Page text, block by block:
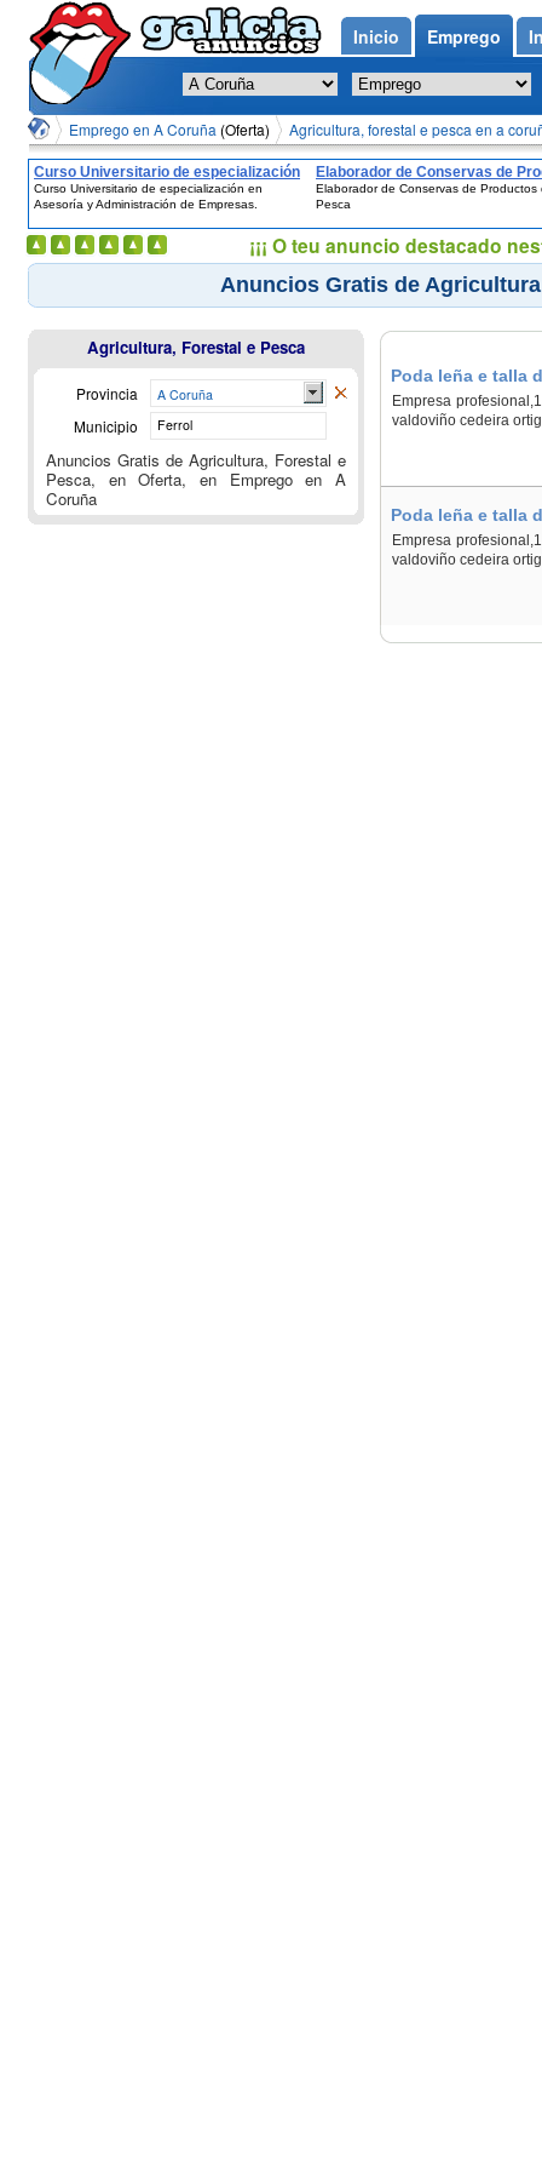
Emprego en A Coruña (Oferta) Agricultura, forestal e pesca en a
Curso Universitario de especialización
en Asesoría y Administración de
Empresas.
Curso Universitario de especialización en
Asesoría y Administración de Empresas.
Elaborador de Conservas de
de la Pesca
Elaborador de Conservas de Productos
Pesca
Anuncios Gratis de
Poda leña e talla
Empresa
valdoviño cedeira
Poda leña e talla
Empresa
valdoviño cedeira
Agricultura, Forestal e Pesca
Provincia A Coruña
Municipio Ferrol
Anuncios Gratis de Agricultura, Forestal e
Pesca, en Oferta, en Emprego en A
Coruña
Inicio Emprego
¡¡¡ O teu anuncio destacado